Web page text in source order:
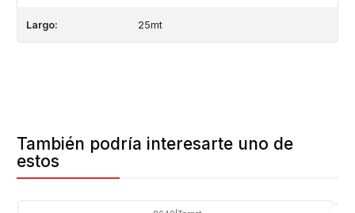
Largo: 25mt
También podría interesarte uno de
estos